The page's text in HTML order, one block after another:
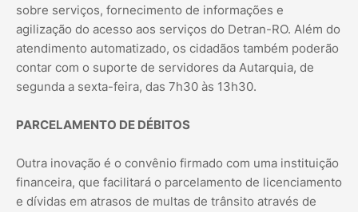
sobre serviços, fornecimento de informações e
agilização do acesso aos serviços do Detran-RO. Além do
atendimento automatizado, os cidadãos também poderão
contar com o suporte de servidores da Autarquia, de
segunda a sexta-feira, das 7h30 às 13h30.
PARCELAMENTO DE DÉBITOS
Outra inovação é o convênio firmado com uma instituição
financeira, que facilitará o parcelamento de licenciamento
e dívidas em atrasos de multas de trânsito através de